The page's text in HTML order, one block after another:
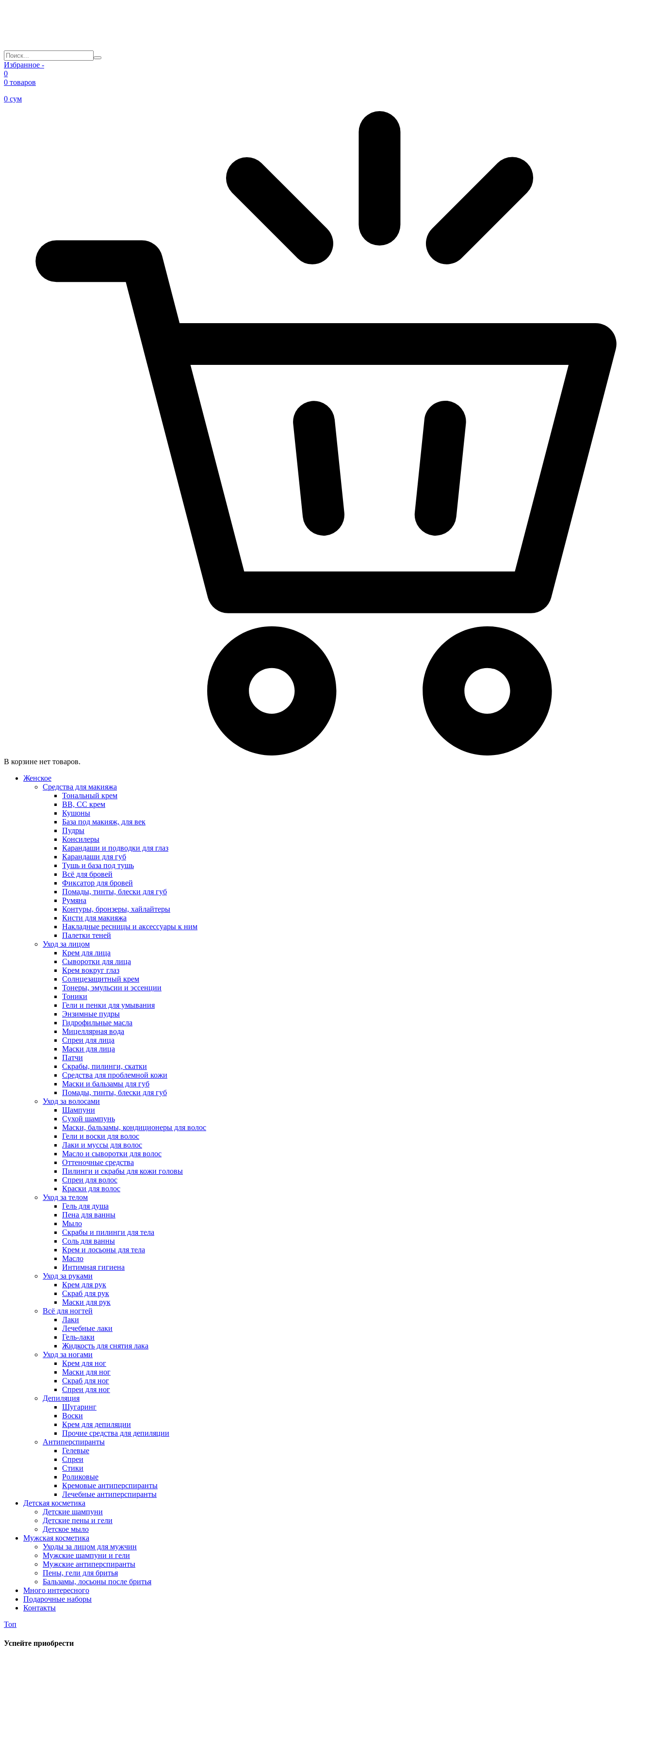
Избранное -
0
0 товаров
0 сум
В корзине нет товаров.
Женское
Средства для макияжа
Тональный крем
BB, CC крем
Кушоны
База под макияж, для век
Пудры
Консилеры
Карандаши и подводки для глаз
Карандаши для губ
Тушь и база под тушь
Всё для бровей
Фиксатор для бровей
Помады, тинты, блески для губ
Румяна
Контуры, бронзеры, хайлайтеры
Кисти для макияжа
Накладные ресницы и аксессуары к ним
Палетки теней
Уход за лицом
Крем для лица
Сыворотки для лица
Крем вокруг глаз
Солнцезащитный крем
Тонеры, эмульсии и эссенции
Тоники
Гели и пенки для умывания
Энзимные пудры
Гидрофильные масла
Мицеллярная вода
Спреи для лица
Маски для лица
Патчи
Скрабы, пилинги, скатки
Средства для проблемной кожи
Маски и бальзамы для губ
Помады, тинты, блески для губ
Уход за волосами
Шампуни
Сухой шампунь
Маски, бальзамы, кондиционеры для волос
Гели и воски для волос
Лаки и муссы для волос
Масло и сыворотки для волос
Оттеночные средства
Пилинги и скрабы для кожи головы
Спреи для волос
Краски для волос
Уход за телом
Гель для душа
Пена для ванны
Мыло
Скрабы и пилинги для тела
Соль для ванны
Крем и лосьоны для тела
Масло
Интимная гигиена
Уход за руками
Крем для рук
Скраб для рук
Маски для рук
Всё для ногтей
Лаки
Лечебные лаки
Гель-лаки
Жидкость для снятия лака
Уход за ногами
Крем для ног
Маски для ног
Скраб для ног
Спреи для ног
Депиляция
Шугаринг
Воски
Крем для депиляции
Прочие средства для депиляции
Антиперспиранты
Гелевые
Спреи
Стики
Роликовые
Кремовые антиперспиранты
Лечебные антиперспиранты
Детская косметика
Детские шампуни
Детские пены и гели
Детское мыло
Мужская косметика
Уходы за лицом для мужчин
Мужские шампуни и гели
Мужские антиперспиранты
Пены, гели для бритья
Бальзамы, лосьоны после бритья
Много интересного
Подарочные наборы
Контакты
Топ
Успейте приобрести